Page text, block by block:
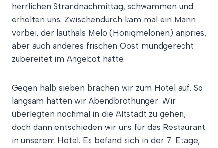
herrlichen Strandnachmittag, schwammen und
erholten uns. Zwischendurch kam mal ein Mann
vorbei, der lauthals Melo (Honigmelonen) anpries,
aber auch anderes frischen Obst mundgerecht
zubereitet im Angebot hatte.
Gegen halb sieben brachen wir zum Hotel auf. So
langsam hatten wir Abendbrothunger. Wir
überlegten nochmal in die Altstadt zu gehen,
doch dann entschieden wir uns für das Restaurant
in unserem Hotel. Es befand sich in der 7. Etage,